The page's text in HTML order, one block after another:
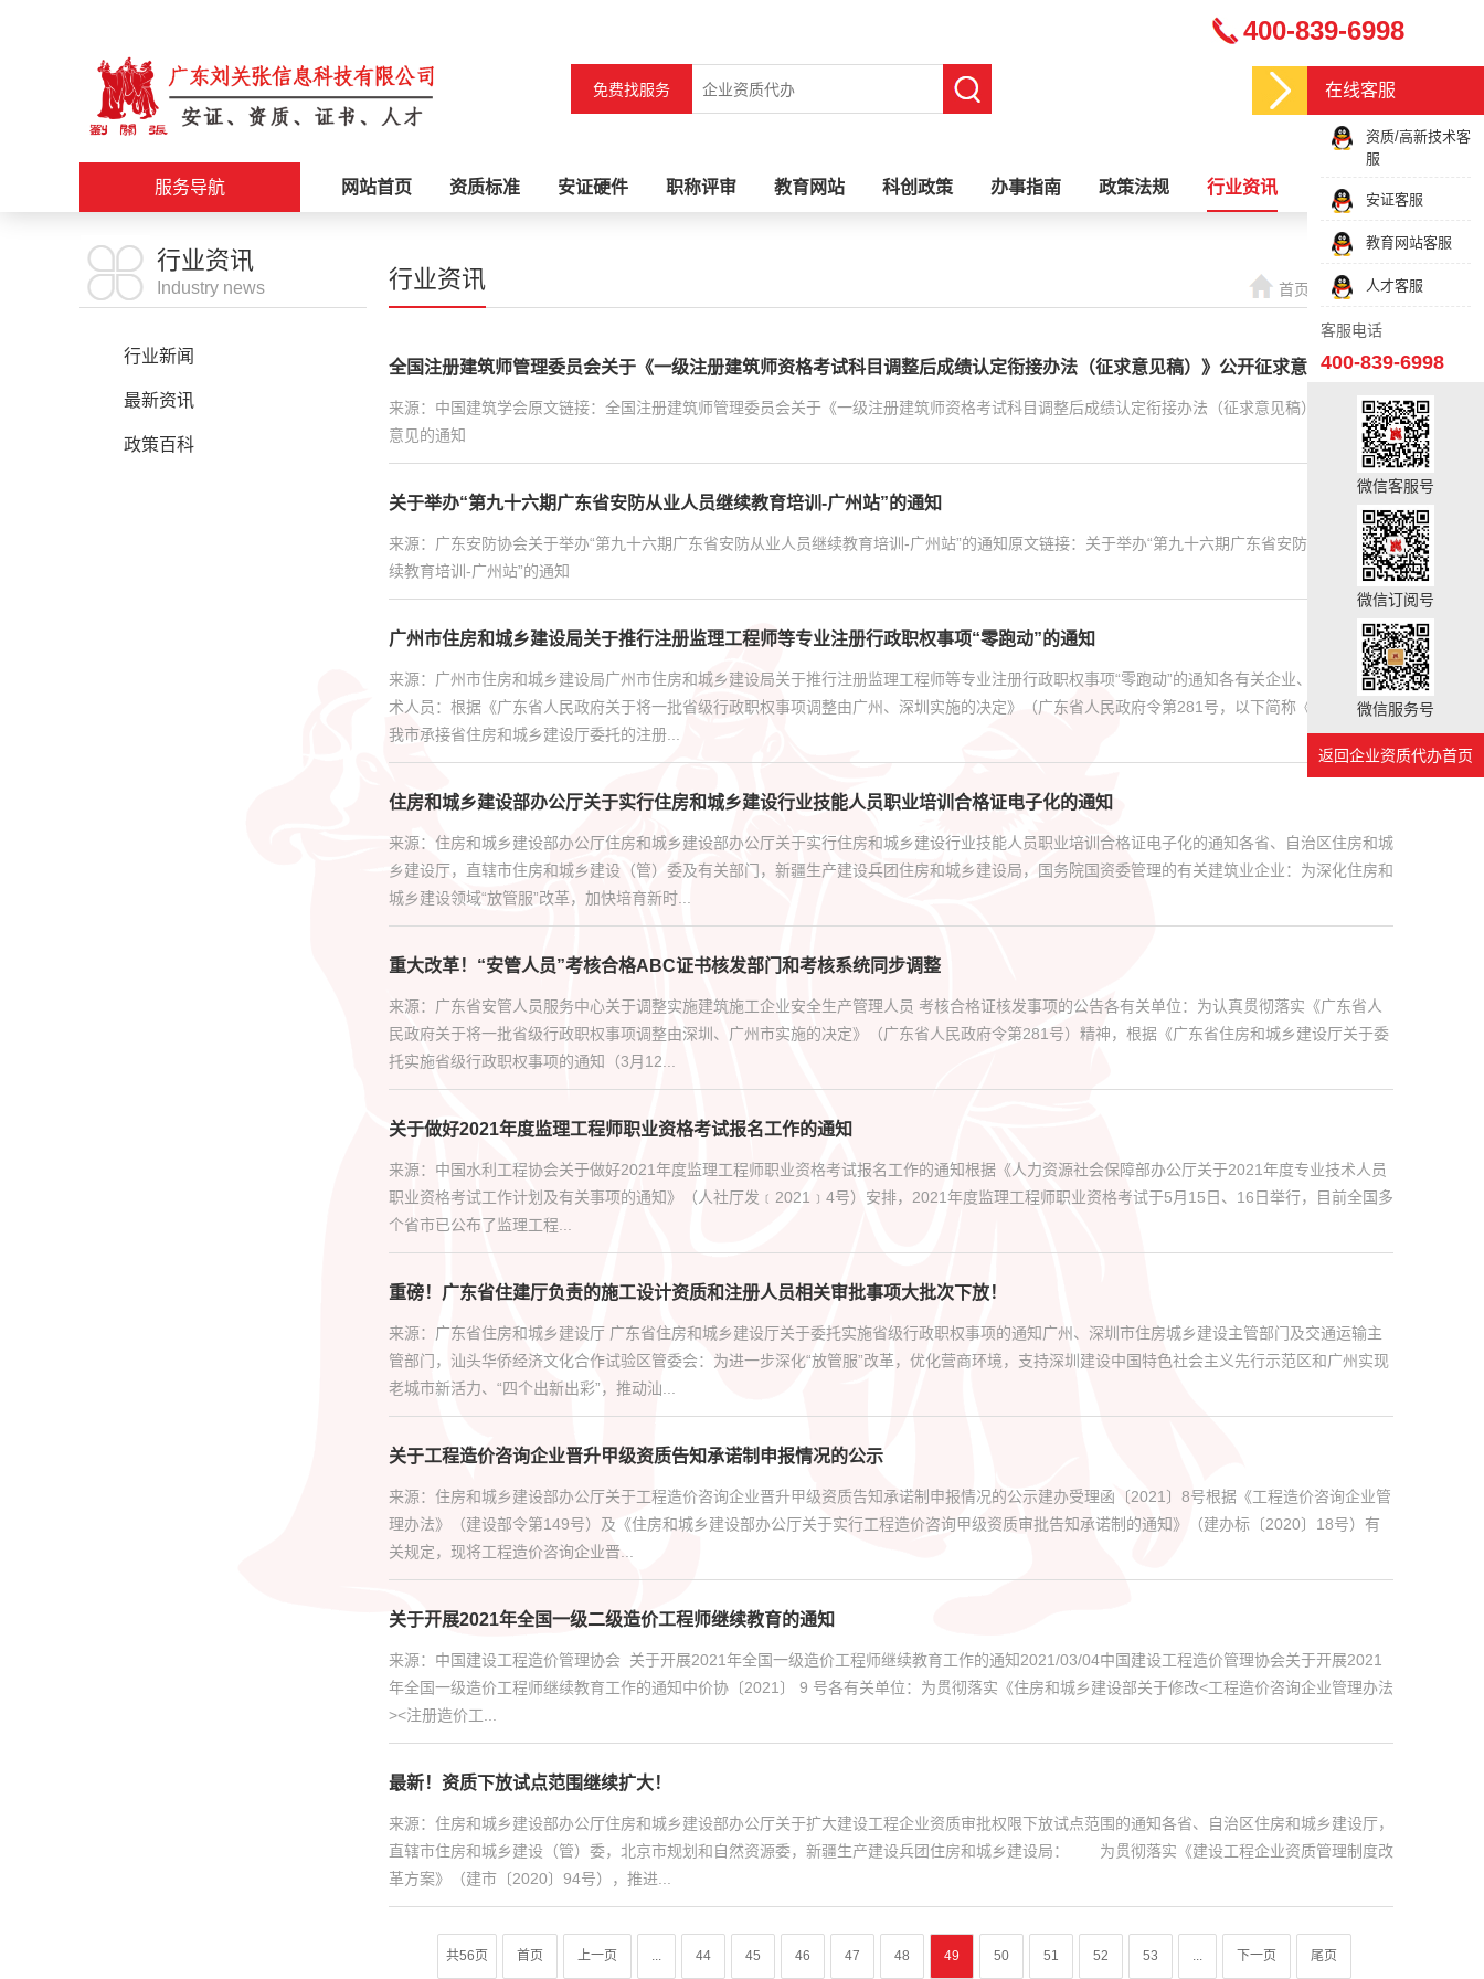
免费找服务
400-839-6998
服务导航 网站首页 资质标准 安证硬件 职称评审 教育网站 科创政策 办事指南 政策法规 行业资讯 关于我们
施工资质
安证办理
科创政策
行业资讯
Industry news
行业新闻
最新资讯
政策百科
行业资讯 首页 行业资讯
全国注册建筑师管理委员会关于《一级注册建筑师资格考试科目调整后成绩认定衔接办法（征求意见稿）》公开征求意见的通知
来源：中国建筑学会原文链接：全国注册建筑师管理委员会关于《一级注册建筑师资格考试科目调整后成绩认定衔接办法（征求意见稿）》公开征求
意见的通知
关于举办“第九十六期广东省安防从业人员继续教育培训-广州站”的通知
来源：广东安防协会关于举办“第九十六期广东省安防从业人员继续教育培训-广州站”的通知原文链接：关于举办“第九十六期广东省安防从业人员继
续教育培训-广州站”的通知
广州市住房和城乡建设局关于推行注册监理工程师等专业注册行政职权事项“零跑动”的通知
来源：广州市住房和城乡建设局广州市住房和城乡建设局关于推行注册监理工程师等专业注册行政职权事项“零跑动”的通知各有关企业、相关专业技
术人员：根据《广东省人民政府关于将一批省级行政职权事项调整由广州、深圳实施的决定》（广东省人民政府令第281号，以下简称《决定》），
我市承接省住房和城乡建设厅委托的注册...
住房和城乡建设部办公厅关于实行住房和城乡建设行业技能人员职业培训合格证电子化的通知
来源：住房和城乡建设部办公厅住房和城乡建设部办公厅关于实行住房和城乡建设行业技能人员职业培训合格证电子化的通知各省、自治区住房和城
乡建设厅，直辖市住房和城乡建设（管）委及有关部门，新疆生产建设兵团住房和城乡建设局，国务院国资委管理的有关建筑业企业：为深化住房和
城乡建设领域“放管服”改革，加快培育新时...
重大改革！“安管人员”考核合格ABC证书核发部门和考核系统同步调整
来源：广东省安管人员服务中心关于调整实施建筑施工企业安全生产管理人员 考核合格证核发事项的公告各有关单位：为认真贯彻落实《广东省人
民政府关于将一批省级行政职权事项调整由深圳、广州市实施的决定》（广东省人民政府令第281号）精神，根据《广东省住房和城乡建设厅关于委
托实施省级行政职权事项的通知（3月12...
关于做好2021年度监理工程师职业资格考试报名工作的通知
来源：中国水利工程协会关于做好2021年度监理工程师职业资格考试报名工作的通知根据《人力资源社会保障部办公厅关于2021年度专业技术人员
职业资格考试工作计划及有关事项的通知》（人社厅发﹝2021﹞4号）安排，2021年度监理工程师职业资格考试于5月15日、16日举行，目前全国多
个省市已公布了监理工程...
重磅！广东省住建厅负责的施工设计资质和注册人员相关审批事项大批次下放！
来源：广东省住房和城乡建设厅 广东省住房和城乡建设厅关于委托实施省级行政职权事项的通知广州、深圳市住房城乡建设主管部门及交通运输主
管部门，汕头华侨经济文化合作试验区管委会：为进一步深化“放管服”改革，优化营商环境，支持深圳建设中国特色社会主义先行示范区和广州实现
老城市新活力、“四个出新出彩”，推动汕...
关于工程造价咨询企业晋升甲级资质告知承诺制申报情况的公示
来源：住房和城乡建设部办公厅关于工程造价咨询企业晋升甲级资质告知承诺制申报情况的公示建办受理函〔2021〕8号根据《工程造价咨询企业管
理办法》（建设部令第149号）及《住房和城乡建设部办公厅关于实行工程造价咨询甲级资质审批告知承诺制的通知》（建办标〔2020〕18号）有
关规定，现将工程造价咨询企业晋...
关于开展2021年全国一级二级造价工程师继续教育的通知
来源：中国建设工程造价管理协会 关于开展2021年全国一级造价工程师继续教育工作的通知2021/03/04中国建设工程造价管理协会关于开展2021
年全国一级造价工程师继续教育工作的通知中价协〔2021〕 9 号各有关单位：为贯彻落实《住房和城乡建设部关于修改<工程造价咨询企业管理办法
><注册造价工...
最新！资质下放试点范围继续扩大！
来源：住房和城乡建设部办公厅住房和城乡建设部办公厅关于扩大建设工程企业资质审批权限下放试点范围的通知各省、自治区住房和城乡建设厅，
直辖市住房和城乡建设（管）委，北京市规划和自然资源委，新疆生产建设兵团住房和城乡建设局： 为贯彻落实《建设工程企业资质管理制度改
革方案》（建市〔2020〕94号），推进...
共56页 首页 上一页 ... 44 45 46 47 48 49 50 51 52 53 ... 下一页 尾页
在线客服
资质/高新技术客
服
安证客服
教育网站客服
人才客服
客服电话
400-839-6998
微信客服号
微信订阅号
微信服务号
返回企业资质代办首页